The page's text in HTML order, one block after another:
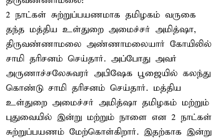
2 நாட்கள் சுற்றுப்பயணமாக தமிழகம் வருகை
தந்த மத்திய உள்துறை அமைச்சர் அமித்ஷா,
திருவண்ணாமலை அண்ணாமலையார் கோயிலில்
சாமி தரிசனம் செய்தார். அப்போது அவர்
அருணாச்சலேசுவரர் அபிஷேக பூஜையில் கலந்து
கொண்டு சாமி தரிசனம் செய்தார். மத்திய
உள்துறை அமைச்சர் அமித்ஷா தமிழகம் மற்றும்
புதுவையில் இன்று மற்றும் நாளை என 2 நாட்கள்
சுற்றுப்பயணம் மேற்கொள்கிறார். இதற்காக இன்று